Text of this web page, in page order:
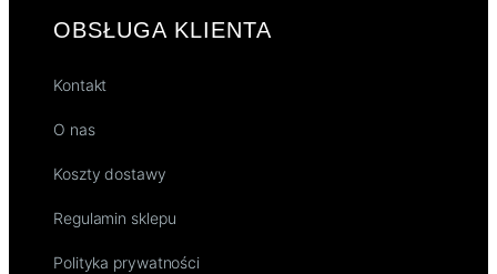
OBSŁUGA KLIENTA
Kontakt
O nas
Koszty dostawy
Regulamin sklepu
Polityka prywatności